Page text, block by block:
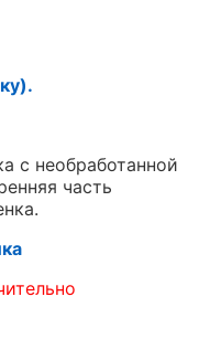
с необработанной
часть